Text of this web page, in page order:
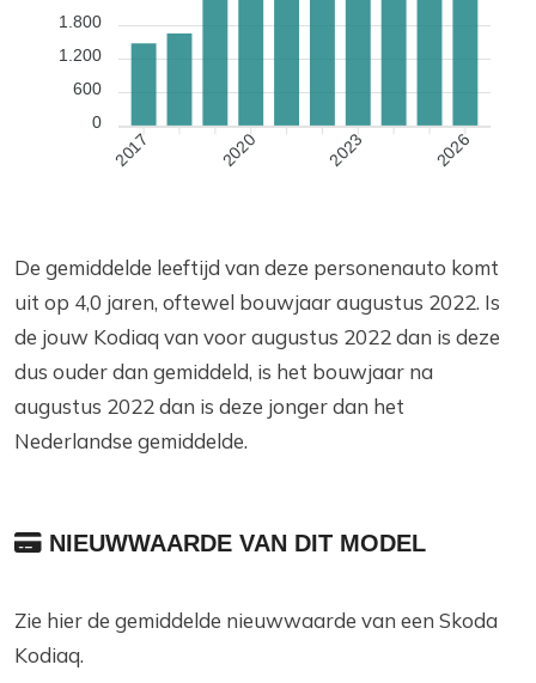
1.800
1.200
600
0
2017 2020 2023 2026
De gemiddelde leeftijd van deze personenauto komt
uit op 4,0 jaren, oftewel bouwjaar augustus 2022. Is
de jouw Kodiaq van voor augustus 2022 dan is deze
dus ouder dan gemiddeld, is het bouwjaar na
augustus 2022 dan is deze jonger dan het
Nederlandse gemiddelde.
NIEUWWAARDE VAN DIT MODEL
Zie hier de gemiddelde nieuwwaarde van een Skoda
Kodiaq.